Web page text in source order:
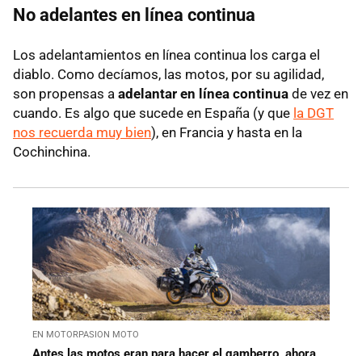
No adelantes en línea continua
Los adelantamientos en línea continua los carga el
diablo. Como decíamos, las motos, por su agilidad,
son propensas a adelantar en línea continua de vez en
cuando. Es algo que sucede en España (y que la DGT
nos recuerda muy bien), en Francia y hasta en la
Cochinchina.
EN MOTORPASION MOTO